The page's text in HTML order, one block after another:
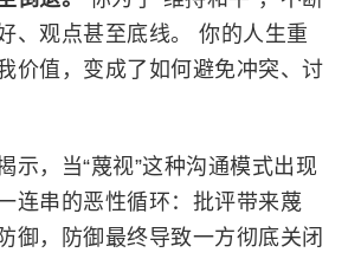
、观点甚至底线。 你的人生重
价值，变成了如何避免冲突、讨
示，当“蔑视”这种沟通模式出现
连串的恶性循环：批评带来蔑
御，防御最终导致一方彻底关闭